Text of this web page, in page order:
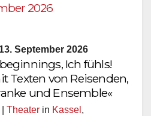
2026
September 2026
Ich fühls!
Texten von Reisenden,
und Ensemble«
Theater in Kassel ,